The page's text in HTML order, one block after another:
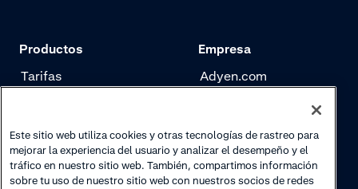
Productos
Tarifas
Gestión de riesgo
Authentication
Empresa
Adyen.com
Newsletter
Trabaja con nosotros
Este sitio web utiliza cookies y otras tecnologías de rastreo para
mejorar la experiencia del usuario y analizar el desempeño y el
tráfico en nuestro sitio web. También, compartimos información
sobre tu uso de nuestro sitio web con nuestros socios de redes